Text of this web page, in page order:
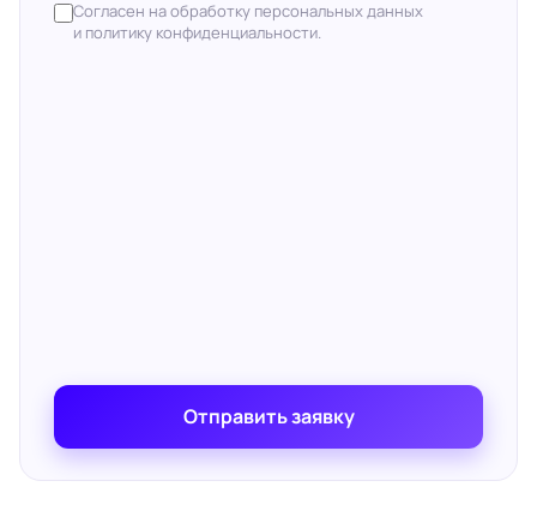
Согласен на обработку персональных данных
и политику конфиденциальности.
Отправить заявку